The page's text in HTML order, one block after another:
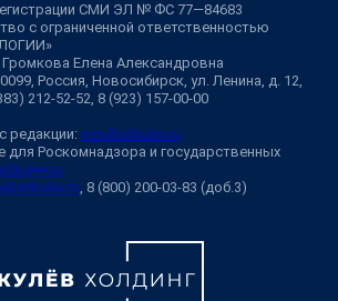
СМИ ЭЛ № ФС 77—84683
с ограниченной ответственностью
Елена Александровна
Россия, Новосибирск, ул. Ленина, д. 12,
212-52-52, 8 (923) 157-00-00
редакции: ngs@shkulev.ru
для Роскомнадзора и государственных
, 8 (800) 200-03-83 (доб.3)